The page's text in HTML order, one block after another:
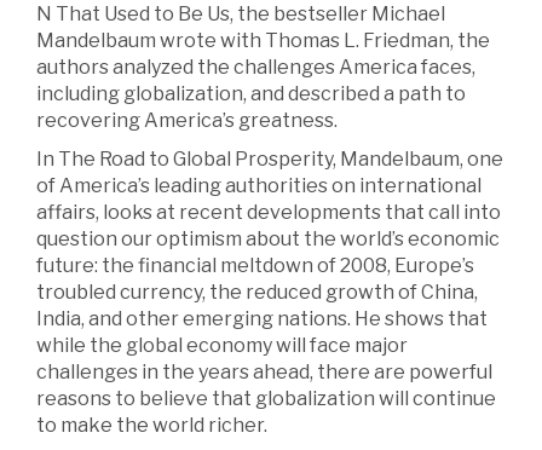
N That Used to Be Us, the bestseller Michael
Mandelbaum wrote with Thomas L. Friedman, the
authors analyzed the challenges America faces,
including globalization, and described a path to
recovering America’s greatness.
In The Road to Global Prosperity, Mandelbaum, one
of America’s leading authorities on international
affairs, looks at recent developments that call into
question our optimism about the world’s economic
future: the financial meltdown of 2008, Europe’s
troubled currency, the reduced growth of China,
India, and other emerging nations. He shows that
while the global economy will face major
challenges in the years ahead, there are powerful
reasons to believe that globalization will continue
to make the world richer.